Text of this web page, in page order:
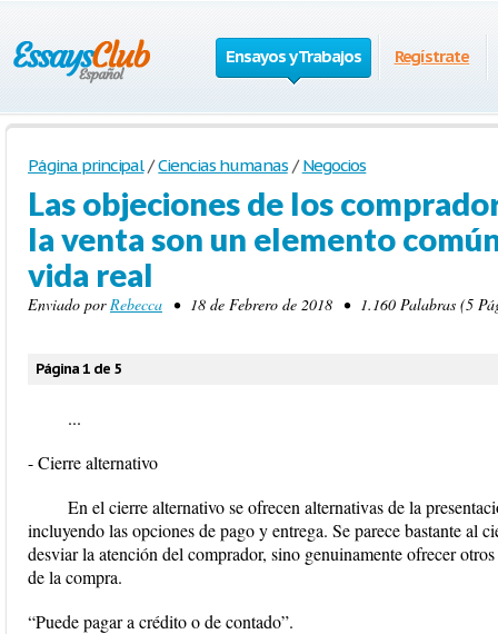
Ensayos y Trabajos Regístrate
Página principal / Ciencias humanas / Negocios
Las objeciones de los
la venta son un elemento
vida real
Enviado porRebecca • 18 de Febrero de 2018 • 1.160 Palabras (5
Página 1 de 5
...
- Cierre alternativo
En el cierre alternativo se ofrecen alternativas de la
incluyendo las opciones de pago y entrega. Se parece bastante al
desviar la atención del comprador, sino genuinamente ofrecer
de la compra.
“Puede pagar a crédito o de contado”.